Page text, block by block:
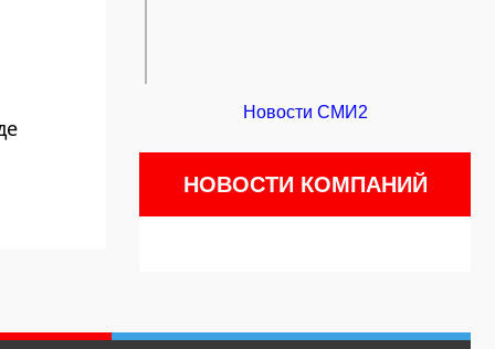
Новости СМИ2
НОВОСТИ КОМПАНИЙ